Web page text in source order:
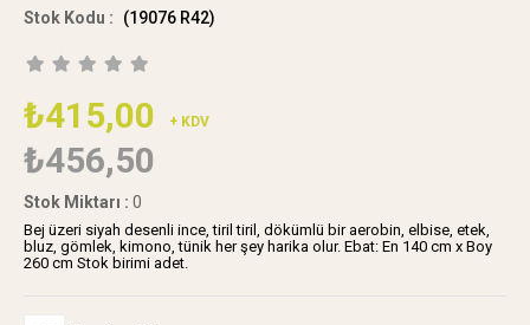
(19076 R42)
₺415,00 + KDV
₺456,50
Stok Miktarı : 0
Bej üzeri siyah desenli ince, tiril tiril, dökümlü bir aerobin, elbise, etek,
bluz, gömlek, kimono, tünik her şey harika olur. Ebat: En 140 cm x Boy
260 cm Stok birimi adet.